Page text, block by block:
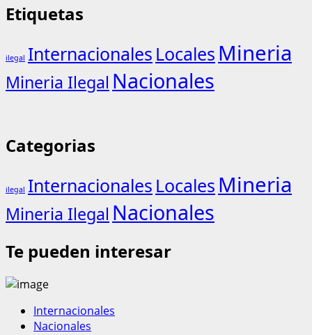
Etiquetas
ilegal Internacionales Locales Mineria
Mineria Ilegal Nacionales
Categorias
ilegal Internacionales Locales Mineria
Mineria Ilegal Nacionales
Te pueden interesar
Internacionales
Nacionales